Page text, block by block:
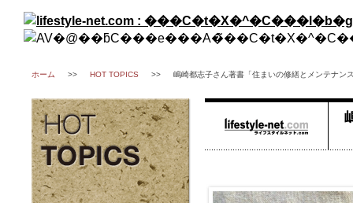
ホーム >> HOT TOPICS >> 嶋崎都志子さん著書「住まいの修繕とメンテナン